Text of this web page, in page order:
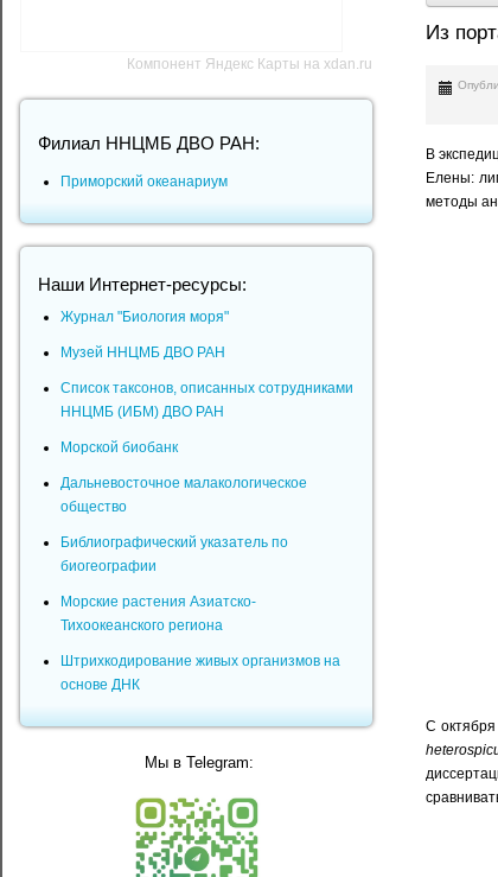
Из
В
Елены:
методы
С
Компонент Яндекс Карты на xdan.ru
Филиал ННЦМБ ДВО РАН:
Приморский океанариум
Наши Интернет-ресурсы:
Журнал "Биология моря"
Музей ННЦМБ ДВО РАН
Список таксонов, описанных сотрудниками
ННЦМБ (ИБМ) ДВО РАН
Морской биобанк
Дальневосточное малакологическое
общество
Библиографический указатель по
биогеографии
Морские растения Азиатско-
Тихоокеанского региона
Штрихкодирование живых организмов на
основе ДНК
Мы в Telegram: